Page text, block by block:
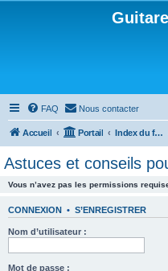
FAQ Nous contacter
Accueil Portail Index du forum
Astuces et conseils
Vous n’avez pas les permissions
CONNEXION • S’ENREGISTRER
Nom d’utilisateur :
Mot de passe :